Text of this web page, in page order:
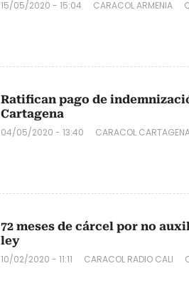
15/05/2020 - 15:04 CARACOL ARMENIA
Ratifican pago de
Cartagena
04/05/2020 - 13:40 CARACOL
72 meses de cárcel por no
ley
10/02/2020 - 11:11 CARACOL RADIO CALI